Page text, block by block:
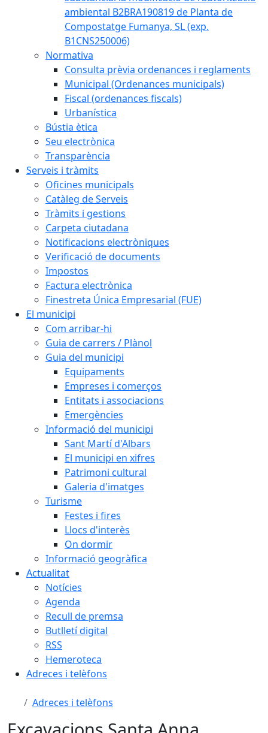
ambiental B2BRA190819 de Planta de
Compostatge Fumanya, SL (exp.
B1CNS250006)
Normativa
Consulta prèvia ordenances i reglaments
Municipal (Ordenances municipals)
Fiscal (ordenances fiscals)
Urbanística
Bústia ètica
Seu electrònica
Transparència
Serveis i tràmits
Oficines municipals
Catàleg de Serveis
Tràmits i gestions
Carpeta ciutadana
Notificacions electròniques
Verificació de documents
Impostos
Factura electrònica
Finestreta Única Empresarial (FUE)
El municipi
Com arribar-hi
Guia de carrers / Plànol
Guia del municipi
Equipaments
Empreses i comerços
Entitats i associacions
Emergències
Informació del municipi
Sant Martí d'Albars
El municipi en xifres
Patrimoni cultural
Galeria d'imatges
Turisme
Festes i fires
Llocs d'interès
On dormir
Informació geogràfica
Actualitat
Notícies
Agenda
Recull de premsa
Butlletí digital
RSS
Hemeroteca
Adreces i telèfons
Adreces i telèfons